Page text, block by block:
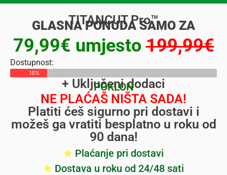
TITANCUT Pro™
GLASNA PONUDA SAMO ZA
79,99€ umjesto199,99€
Dostupnost:
18%
+ Uključeni dodaci
POKLON
NE PLAĆAŠ NIŠTA SADA!
Platiti ćeš sigurno pri dostavi i
možeš ga vratiti besplatno u roku od
90 dana!
Plaćanje pri dostavi
Dostava u roku od 24/48 sati